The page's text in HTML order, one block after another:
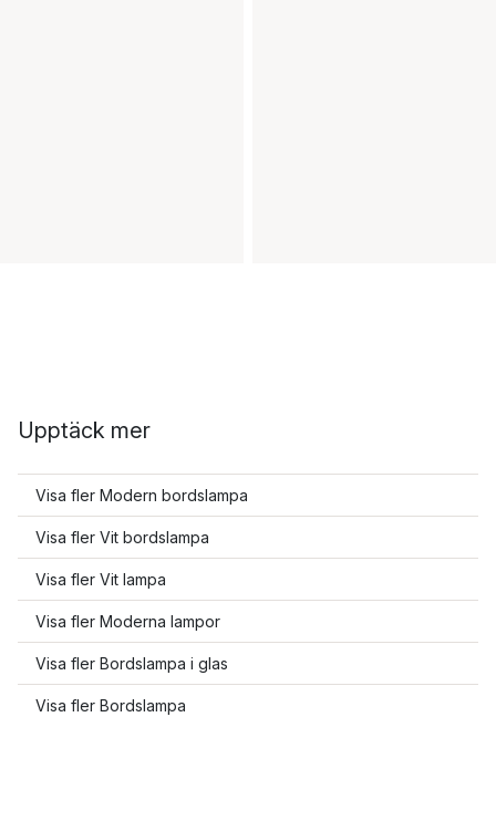
Upptäck mer
Visa fler Modern bordslampa
Visa fler Vit bordslampa
Visa fler Vit lampa
Visa fler Moderna lampor
Visa fler Bordslampa i glas
Visa fler Bordslampa